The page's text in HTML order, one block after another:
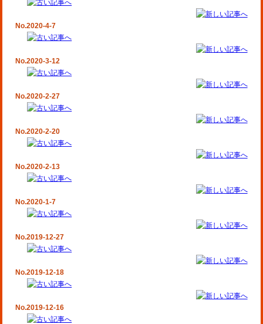
No.2020-4-7
No.2020-3-12
No.2020-2-27
No.2020-2-20
No.2020-2-13
No.2020-1-7
No.2019-12-27
No.2019-12-18
No.2019-12-16